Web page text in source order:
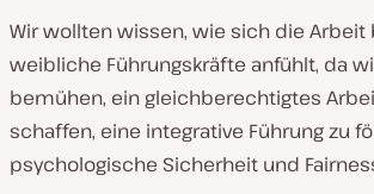
Wir wollten wissen, wie sich die Arbeit
weibliche Führungskräfte anfühlt, da
bemühen, ein gleichberechtigtes
schaffen, eine integrative Führung zu
psychologische Sicherheit und